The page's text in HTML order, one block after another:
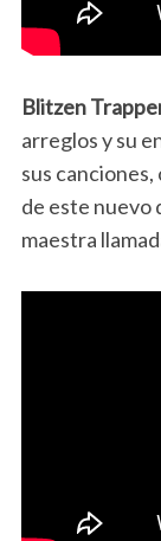
Blitzen
arreglos y su
sus
de este nuevo
maestra